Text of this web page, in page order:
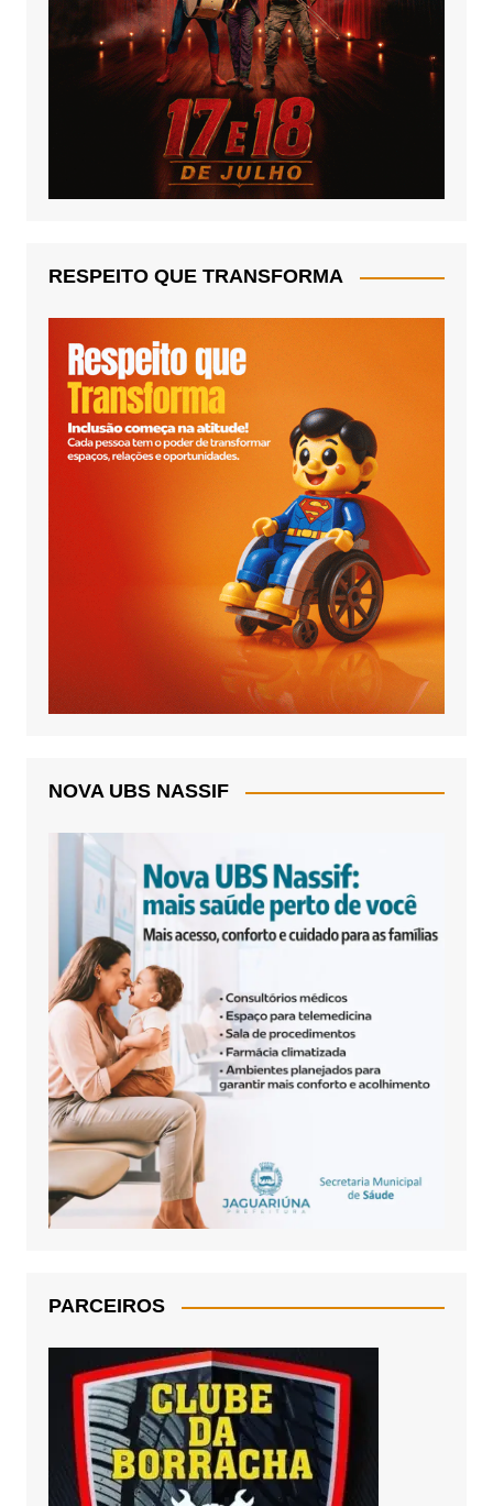
RESPEITO QUE TRANSFORMA
NOVA UBS NASSIF
PARCEIROS